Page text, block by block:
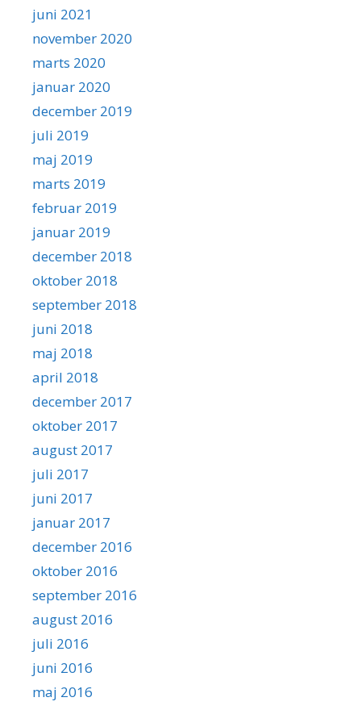
juni 2021
november 2020
marts 2020
januar 2020
december 2019
juli 2019
maj 2019
marts 2019
februar 2019
januar 2019
december 2018
oktober 2018
september 2018
juni 2018
maj 2018
april 2018
december 2017
oktober 2017
august 2017
juli 2017
juni 2017
januar 2017
december 2016
oktober 2016
september 2016
august 2016
juli 2016
juni 2016
maj 2016